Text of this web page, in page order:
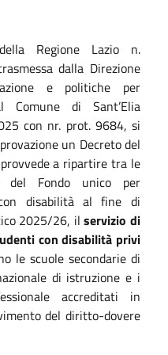
Regione Lazio n.
dalla Direzione
e politiche per
Comune di Sant’Elia
con nr. prot. 9684, si
un Decreto del
a ripartire tra le
del Fondo unico per
disabilità al fine di
2025/26, ilservizio di
con disabilità privi
le scuole secondarie di
di istruzione e i
accreditati in
del diritto-dovere